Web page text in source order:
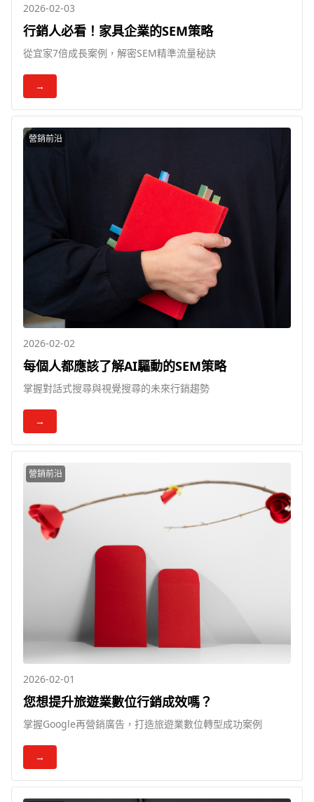
2026-02-03
行銷人必看！家具企業的SEM策略
從宜家7倍成長案例，解密SEM精準流量秘訣
→
營銷前沿
2026-02-02
每個人都應該了解AI驅動的SEM策略
掌握對話式搜尋與視覺搜尋的未來行銷趨勢
→
營銷前沿
2026-02-01
您想提升旅遊業數位行銷成效嗎？
掌握Google再營銷廣告，打造旅遊業數位轉型成功案例
→